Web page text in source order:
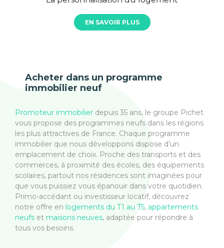
EN SAVOIR PLUS
Acheter dans un programme
immobilier neuf
Promoteur immobilier depuis 35 ans, le groupe Pichet
vous propose des programmes neufs dans les régions
les plus attractives de France. Chaque programme
immobilier que nous développons dispose d’un
emplacement de choix. Proche des transports et des
commerces, à proximité des écoles, des équipements
scolaires, partout nos résidences sont imaginées pour
que vous puissiez vous épanouir dans votre quotidien.
Primo-accédant ou investisseur locatif, découvrez
notre offre en logements du T1 au T5, appartements
neufs et maisons neuves, adaptée pour répondre à
tous vos besoins.